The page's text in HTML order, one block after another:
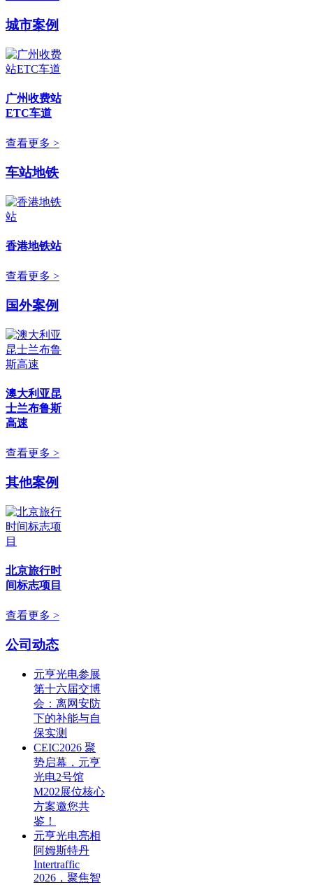
城市案例
广州收费站
ETC车道
查看更多 >
车站地铁
香港地铁站
查看更多 >
国外案例
澳大利亚昆
士兰布鲁斯
高速
查看更多 >
其他案例
北京旅行时
间标志项目
查看更多 >
公司动态
元亨光电参展
第十六届交博
会：离网安防
下的补能与自
保实测
CEIC2026 聚
势启幕，元亨
光电2号馆
M202展位核心
方案邀您共
鉴！
元亨光电亮相
阿姆斯特丹
Intertraffic
2026，聚焦智